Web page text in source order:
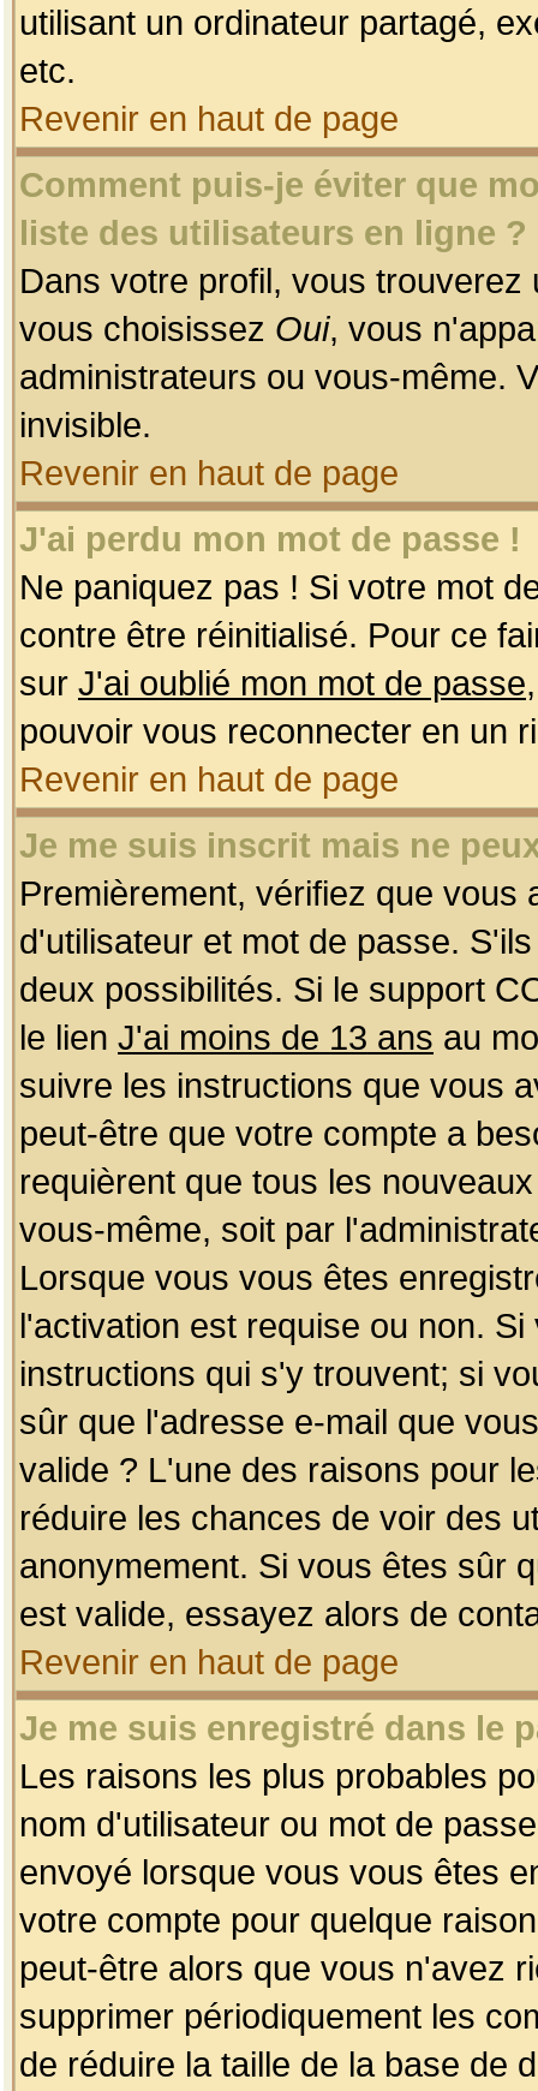
utilisant un ordinateur partagé,
etc.
Revenir en haut de page
Comment puis-je éviter que
liste des utilisateurs en ligne ?
Dans votre profil, vous
vous choisissez Oui, vous
administrateurs ou vous-même.
invisible.
Revenir en haut de page
J'ai perdu mon mot de passe !
Ne paniquez pas ! Si votre mot
contre être réinitialisé. Pour ce
sur J'ai oublié mon mot de passe
pouvoir vous reconnecter en un
Revenir en haut de page
Je me suis inscrit mais ne
Premièrement, vérifiez que
d'utilisateur et mot de passe.
deux possibilités. Si le support
le lien J'ai moins de 13 ans au
suivre les instructions que vous
peut-être que votre compte a
requièrent que tous les
vous-même, soit par
Lorsque vous vous êtes
l'activation est requise ou non.
instructions qui s'y trouvent; si
sûr que l'adresse e-mail que
valide ? L'une des raisons pour
réduire les chances de voir des
anonymement. Si vous êtes sûr
est valide, essayez alors de
Revenir en haut de page
Je me suis enregistré dans le
Les raisons les plus probables
nom d'utilisateur ou mot de
envoyé lorsque vous vous êtes
votre compte pour quelque
peut-être alors que vous n'avez
supprimer périodiquement les
de réduire la taille de la base de